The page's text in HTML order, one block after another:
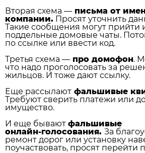
Вторая схема — письма от
компании. Просят уточнить
Такие сообщения могут прийти
поддельные домовые чаты.
по ссылке или ввести код.
Третья схема — про домофон.
что надо проголосовать за
жильцов. И тоже дают ссылку.
Еще рассылают фальшивые
Требуют сверить платежи или
имущество.
И еще бывают фальшивые
онлайн‑голосования. За
ремонт дорог или установку
поучаствовать, просят перейти